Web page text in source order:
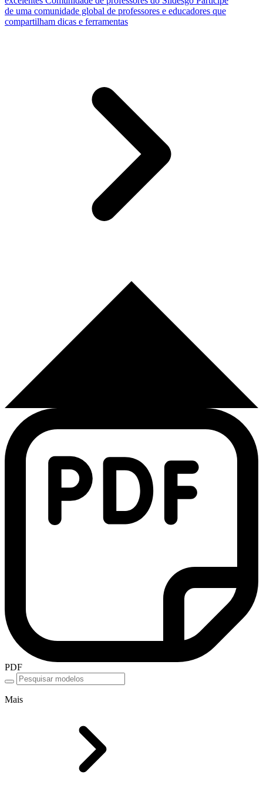
de uma comunidade global de professores e educadores que
compartilham dicas e ferramentas
PDF
Mais